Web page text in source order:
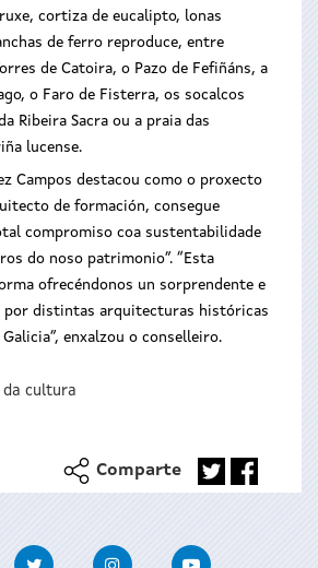
cortiza de eucalipto, lonas
de ferro reproduce, entre
de Catoira, o Pazo de Fefiñáns, a
o Faro de Fisterra, os socalcos
Ribeira Sacra ou a praia das
lucense.
Campos destacou como o proxecto
de formación, consegue
compromiso coa sustentabilidade
do noso patrimonio”. “Esta
ofrecéndonos un sorprendente e
distintas arquitecturas históricas
enxalzou o conselleiro.
da cultura
Comparte
Twitter InstagramYoutube